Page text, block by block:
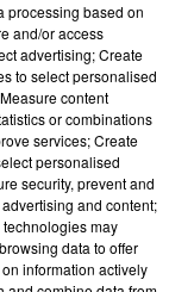
processing based on
and/or access
advertising; Create
to select personalised
content
or combinations
services; Create
personalised
security, prevent and
and content;
may
data to offer
information actively